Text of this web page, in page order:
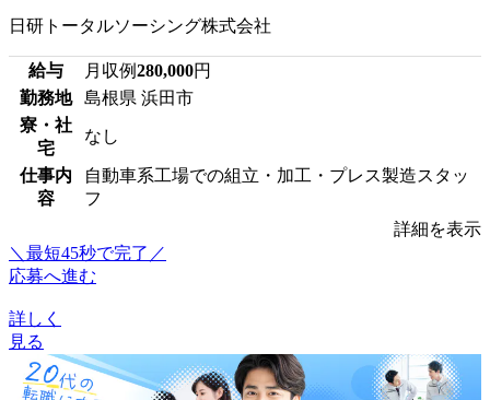
日研トータルソーシング株式会社
給与 月収例280,000円
勤務地
島根県 浜田市
寮・社
宅
なし
仕事内
容
自動車系工場での組立・加工・プレス製造スタッ
フ
詳細を表示
＼最短45秒で完了／
応募へ進む
詳しく
見る